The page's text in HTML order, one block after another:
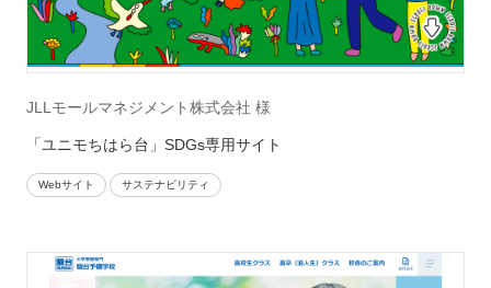
JLLモールマネジメント株式会社 様
「ユニモちはら台」SDGs専用サイト
Webサイト サステナビリティ